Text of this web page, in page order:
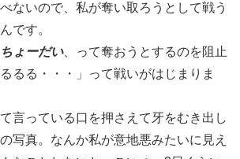
ないので、私が奪い取ろうとして戦う
です。
ょーだい、って奪おうとするのを阻止
るる・・・」って戦いがはじまりま
言っている口を押さえて牙をむき出し
写真。なんか私が意地悪みたいに見え